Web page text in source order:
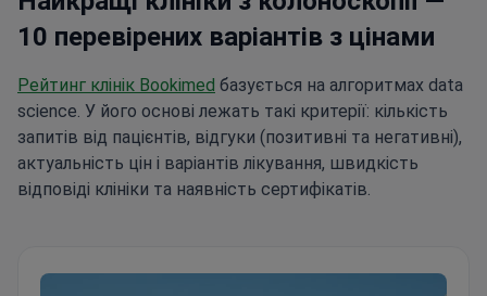
проходит в спокойной зелёной обстановке,
способствуя улучшению качества жизни,
поддержанию жизненной энергии и долголетию.
10 перевірених варіантів з цінами
Рейтинг клінік Bookimed базується на алгоритмах data
science. У його основі лежать такі критерії: кількість
запитів від пацієнтів, відгуки (позитивні та негативні),
актуальність цін і варіантів лікування, швидкість
відповіді клініки та наявність сертифікатів.